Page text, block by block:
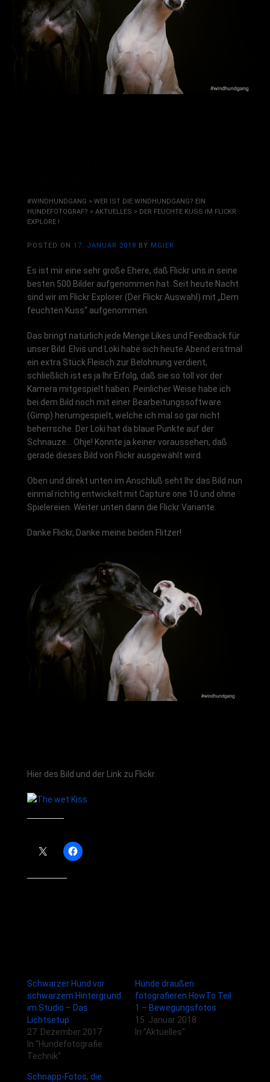
#WINDHUNDGANG > WER IST DIE WINDHUNDGANG? EIN
HUNDEFOTOGRAF? > AKTUELLES > DER FEUCHTE KUSS IM FLICKR
EXPLORE !
POSTED ON 17. JANUAR 2018 BY MGIER
Es ist mir eine sehr große Ehere, daß Flickr uns in seine
besten 500 Bilder aufgenommen hat. Seit heute Nacht
sind wir im Flickr Explorer (Der Flickr Auswahl) mit „Dem
feuchten Kuss“ aufgenommen.
Das bringt natürlich jede Menge Likes und Feedback für
unser Bild. Elvis und Loki habe sich heute Abend erstmal
ein extra Stück Fleisch zur Belohnung verdient,
schließlich ist es ja Ihr Erfolg, daß sie so toll vor der
Kamera mitgespielt haben. Peinlicher Weise habe ich
bei dem Bild noch mit einer Bearbeitungssoftware
(Gimp) herumgespielt, welche ich mal so gar nicht
beherrsche. Der Loki hat da blaue Punkte auf der
Schnauze… Ohje! Konnte ja keiner voraussehen, daß
gerade dieses Bild von Flickr ausgewählt wird.
Oben und direkt unten im Anschluß seht Ihr das Bild nun
einmal richtig entwickelt mit Capture one 10 und ohne
Spielereien. Weiter unten dann die Flickr Variante.
Danke Flickr, Danke meine beiden Flitzer!
Hier des Bild und der Link zu Flickr.
Schwarzer Hund vor
schwarzem Hintergrund
im Studio – Das
Lichtsetup
27. Dezember 2017
In "Hundefotografie
Technik"
Hunde draußen
fotografieren HowTo Teil
1 – Bewegungsfotos
15. Januar 2018
In "Aktuelles"
Schnapp-Fotos, die